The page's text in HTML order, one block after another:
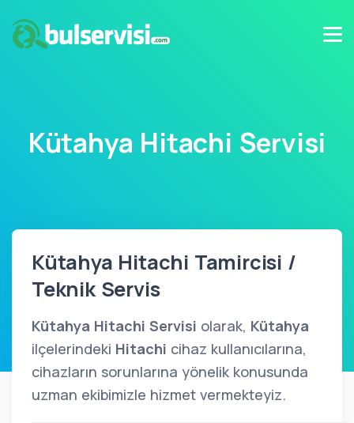
Kütahya Hitachi Servisi
Kütahya Hitachi Tamircisi /
Teknik Servis
Kütahya Hitachi Servisi olarak, Kütahya
ilçelerindeki Hitachi cihaz kullanıcılarına,
cihazların sorunlarına yönelik konusunda
uzman ekibimizle hizmet vermekteyiz.